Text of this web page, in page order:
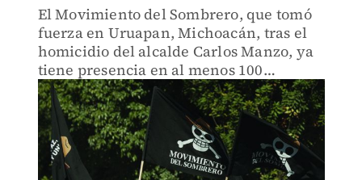
El Movimiento del Sombrero, que tomó
fuerza en Uruapan, Michoacán, tras el
homicidio del alcalde Carlos Manzo, ya
tiene presencia en al menos 100
municipios del estado